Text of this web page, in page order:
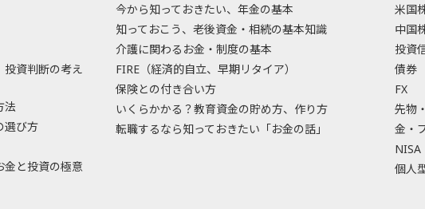
投資判断の考え
法
選び方
金と投資の極意
今から知っておきたい、年金の基本
知っておこう、老後資金・相続の基本知識
介護に関わるお金・制度の基本
FIRE（経済的自立、早期リタイア）
保険との付き合い方
いくらかかる？教育資金の貯め方、作り方
転職するなら知っておきたい「お金の話」
米国
中国
投資
債券
FX
先物
金・
NISA
個人